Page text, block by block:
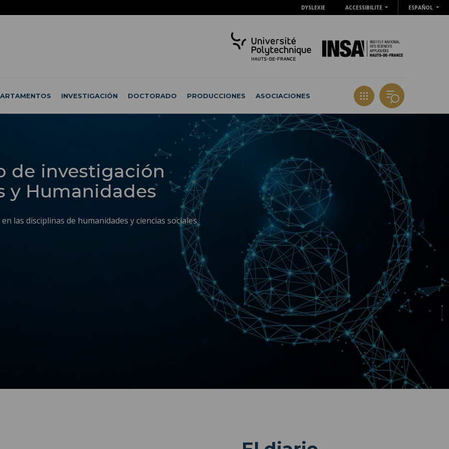
DYSLEXIE ACCESSIBILITE ESPAÑOL
INVESTIGACIÓN DOCTORADO PRODUCCIONES ASOCIACIONES
de investigación
y Humanidades
las disciplinas de humanidades y ciencias sociales